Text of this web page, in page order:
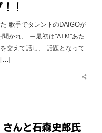
！
歌手でタレントのDAIGOが
かれ、 ー最初は”ATM”あた
交えて話し、 話題となって
[…]
Share
んと石森史郎氏